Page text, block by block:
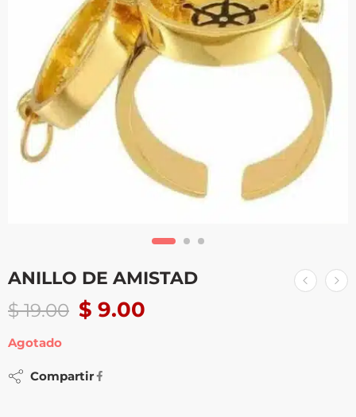
ANILLO DE AMISTAD
$19.00 $ 9.00
Agotado
Compartir